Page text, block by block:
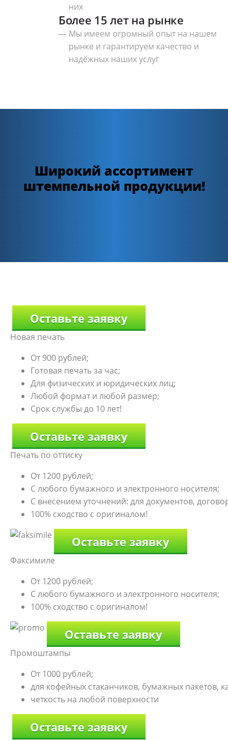
них
Более 15 лет на рынке
Мы имеем огромный опыт на нашем
рынке и гарантируем качество и
надёжных наших услуг
Широкий ассортимент
штемпельной продукции!
Оставьте заявку
Новая печать
От 900 рублей;
Готовая печать за час;
Для физических и юридических лиц;
Любой формат и любой размер;
Срок службы до 10 лет!
Оставьте заявку
Печать по оттиску
От 1200 рублей;
С любого бумажного и электронного носителя;
С внесением уточнений: для документов,
100% сходство с оригиналом!
Оставьте заявку
Факсимиле
От 1200 рублей;
С любого бумажного и электронного носителя;
100% сходство с оригиналом!
Оставьте заявку
Промоштампы
От 1000 рублей;
для кофейных стаканчиков, бумажных пакетов,
четкость на любой поверхности
Оставьте заявку